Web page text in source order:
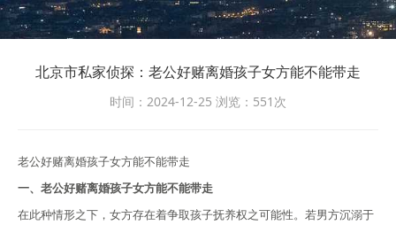
北京市私家侦探：老公好赌离婚孩子女方能不能带走
时间：2024-12-25 浏览：551次
老公好赌离婚孩子女方能不能带走
一、老公好赌离婚孩子女方能不能带走
在此种情形之下，女方存在着争取孩子抚养权之可能性。若男方沉溺于